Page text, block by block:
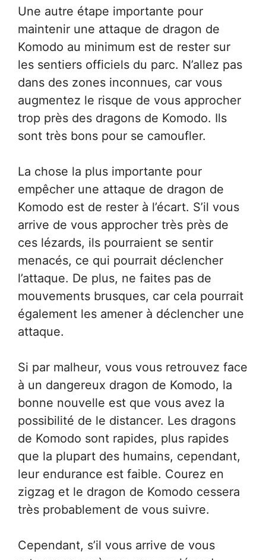
Une autre étape importante pour
maintenir une attaque de dragon de
Komodo au minimum est de rester sur
les sentiers officiels du parc. N’allez pas
dans des zones inconnues, car vous
augmentez le risque de vous approcher
trop près des dragons de Komodo. Ils
sont très bons pour se camoufler.
La chose la plus importante pour
empêcher une attaque de dragon de
Komodo est de rester à l’écart. S’il vous
arrive de vous approcher très près de
ces lézards, ils pourraient se sentir
menacés, ce qui pourrait déclencher
l’attaque. De plus, ne faites pas de
mouvements brusques, car cela pourrait
également les amener à déclencher une
attaque.
Si par malheur, vous vous retrouvez face
à un dangereux dragon de Komodo, la
bonne nouvelle est que vous avez la
possibilité de le distancer. Les dragons
de Komodo sont rapides, plus rapides
que la plupart des humains, cependant,
leur endurance est faible. Courez en
zigzag et le dragon de Komodo cessera
très probablement de vous suivre.
Cependant, s’il vous arrive de vous